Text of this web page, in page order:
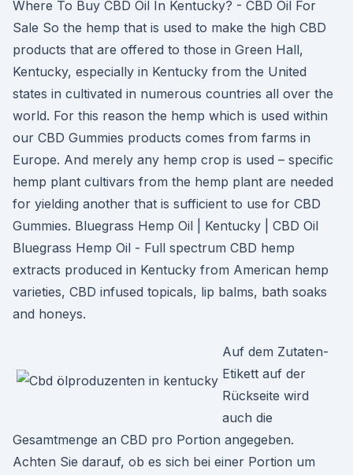
Where To Buy CBD Oil In Kentucky? - CBD Oil For
Sale So the hemp that is used to make the high CBD
products that are offered to those in Green Hall,
Kentucky, especially in Kentucky from the United
states in cultivated in numerous countries all over the
world. For this reason the hemp which is used within
our CBD Gummies products comes from farms in
Europe. And merely any hemp crop is used – specific
hemp plant cultivars from the hemp plant are needed
for yielding another that is sufficient to use for CBD
Gummies. Bluegrass Hemp Oil | Kentucky | CBD Oil
Bluegrass Hemp Oil - Full spectrum CBD hemp
extracts produced in Kentucky from American hemp
varieties, CBD infused topicals, lip balms, bath soaks
and honeys.
Auf dem Zutaten-
Etikett auf der
Rückseite wird
auch die
Gesamtmenge an CBD pro Portion angegeben.
Achten Sie darauf, ob es sich bei einer Portion um